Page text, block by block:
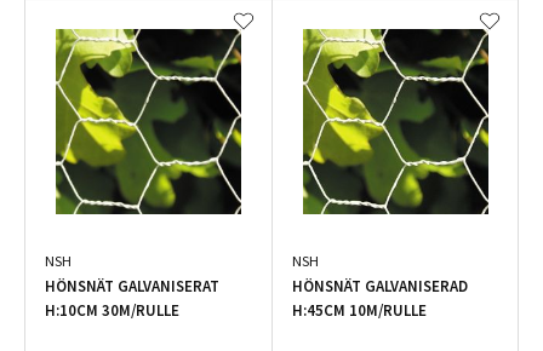
NSH
HÖNSNÄT GALVANISERAT
H:10CM 30M/RULLE
NSH
HÖNSNÄT GALVANISERAD
H:45CM 10M/RULLE